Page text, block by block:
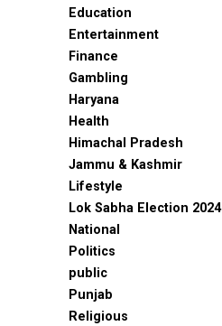
Education
Entertainment
Finance
Gambling
Haryana
Health
Himachal Pradesh
Jammu & Kashmir
Lifestyle
Lok Sabha Election 2024
National
Politics
public
Punjab
Religious